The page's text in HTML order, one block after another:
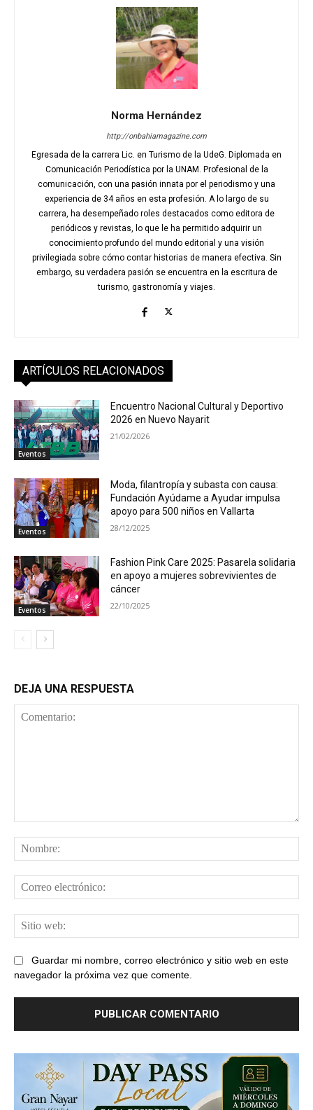
Norma Hernández
http://onbahiamagazine.com
Egresada de la carrera Lic. en Turismo de la UdeG. Diplomada en
Comunicación Periodística por la UNAM. Profesional de la
comunicación, con una pasión innata por el periodismo y una
experiencia de 34 años en esta profesión. A lo largo de su
carrera, ha desempeñado roles destacados como editora de
periódicos y revistas, lo que le ha permitido adquirir un
conocimiento profundo del mundo editorial y una visión
privilegiada sobre cómo contar historias de manera efectiva. Sin
embargo, su verdadera pasión se encuentra en la escritura de
turismo, gastronomía y viajes.
ARTÍCULOS RELACIONADOS
Eventos
Encuentro Nacional Cultural y Deportivo
2026 en Nuevo Nayarit
21/02/2026
Eventos
Moda, filantropía y subasta con causa:
Fundación Ayúdame a Ayudar impulsa
apoyo para 500 niños en Vallarta
28/12/2025
Eventos
Fashion Pink Care 2025: Pasarela solidaria
en apoyo a mujeres sobrevivientes de
cáncer
22/10/2025
DEJA UNA RESPUESTA
Guardar mi nombre, correo electrónico y sitio web en este
navegador la próxima vez que comente.